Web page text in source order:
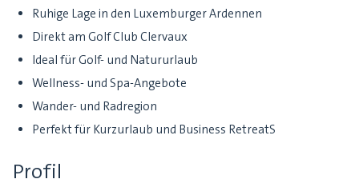
Ruhige Lage in den Luxemburger Ardennen
Direkt am Golf Club Clervaux
Ideal für Golf- und Natururlaub
Wellness- und Spa-Angebote
Wander- und Radregion
Perfekt für Kurzurlaub und Business RetreatS
Profil